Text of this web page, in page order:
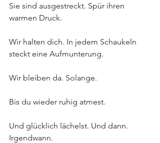
Sie sind ausgestreckt. Spür ihren
warmen Druck.
Wir halten dich. In jedem Schaukeln
steckt eine Aufmunterung.
Wir bleiben da. Solange.
Bis du wieder ruhig atmest.
Und glücklich lächelst. Und dann.
Irgendwann.